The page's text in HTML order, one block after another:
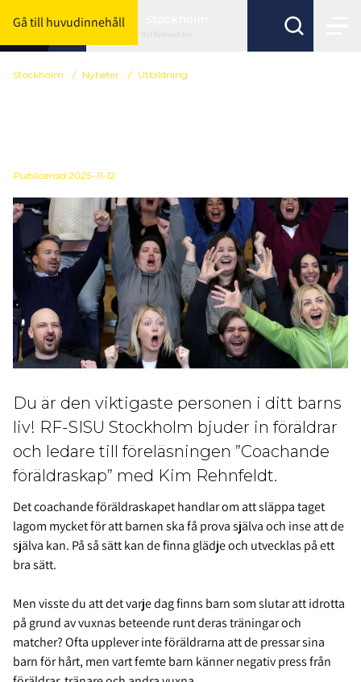
Gå till huvudinnehåll
Byt förbund här
Stockholm / Nyheter / Utbildning
Publicerad 2025-11-12
Du är den viktigaste personen i ditt barns
liv! RF-SISU Stockholm bjuder in föräldrar
och ledare till föreläsningen ”Coachande
föräldraskap” med Kim Rehnfeldt.
Det coachande föräldraskapet handlar om att släppa taget
lagom mycket för att barnen ska få prova själva och inse att de
själva kan. På så sätt kan de finna glädje och utvecklas på ett
bra sätt.
Men visste du att det varje dag finns barn som slutar att idrotta
på grund av vuxnas beteende runt deras träningar och
matcher? Ofta upplever inte föräldrarna att de pressar sina
barn för hårt, men vart femte barn känner negativ press från